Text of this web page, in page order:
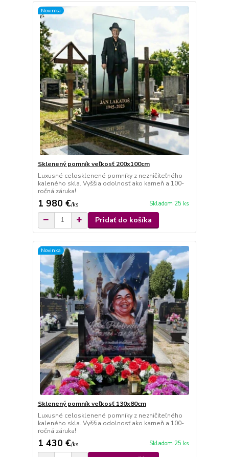
Novinka
Sklenený pomník veľkosť 200x100cm
Luxusné celosklenené pomníky z nezničiteľného
kaleného skla. Vyššia odolnosť ako kameň a 100-
ročná záruka!
1 980 €/ks Skladom 25 ks
Pridať do košíka
Novinka
Sklenený pomník veľkosť 130x80cm
Luxusné celosklenené pomníky z nezničiteľného
kaleného skla. Vyššia odolnosť ako kameň a 100-
ročná záruka!
1 430 €/ks Skladom 25 ks